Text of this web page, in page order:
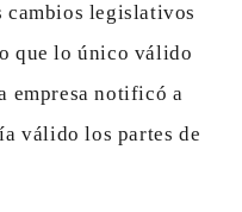
cambios legislativos
que lo único válido
empresa notificó a
válido los partes de